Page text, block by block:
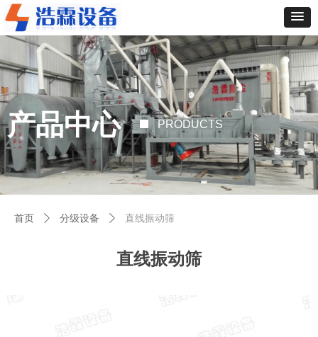
直线振动筛
首页 ꄲ 分级设备 ꄲ 直线振动筛
产品中心 PRODUCTS